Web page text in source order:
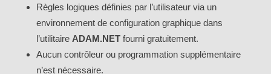
Règles logiques définies par l’utilisateur via un
environnement de configuration graphique dans
l’utilitaire ADAM.NETfourni gratuitement.
Aucun contrôleur ou programmation supplémentaire
n’est nécessaire.